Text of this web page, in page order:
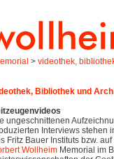
> videothek,
Bibliothek und
ungeschnittenen
Interviews stehen
Fritz Bauer Instituts bzw.
Wollheim Memorial im